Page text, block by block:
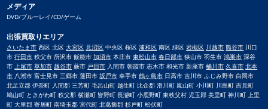
メディア
DVD/ブルーレイ/CD/ゲーム
出張買取りエリア
さいたま市 西区 北区大宮区 見沼区 中央区 桜区浦和区 南区 緑区岩槻区 川越市 熊谷市 川口
市行田市 秩父市 所沢市 飯能市加須市 本庄市東松山市 春日部市 狭山市 羽生市鴻巣市 深谷
市 上尾市 草加市 越谷市 蕨市 戸田市 入間市 朝霞市 志木市 和光市 新座市桶川市 久喜市 北本
市 八潮市 富士見市 三郷市 蓮田市坂戸市 幸手市鶴ヶ島市 日高市 吉川市 ふじみ野市 白岡市
北足立郡 伊奈町 入間郡 三芳町 毛呂山町 越生町 比企郡 滑川町 嵐山町 小川町 川島町 吉見町
鳩山町 ときがわ町 秩父郡 横瀬町 皆野町 長瀞町 小鹿野町 東秩父村 児玉郡 美里町 神川町 上里
町 大里郡 寄居町 南埼玉郡 宮代町 北葛飾郡 杉戸町 松伏町